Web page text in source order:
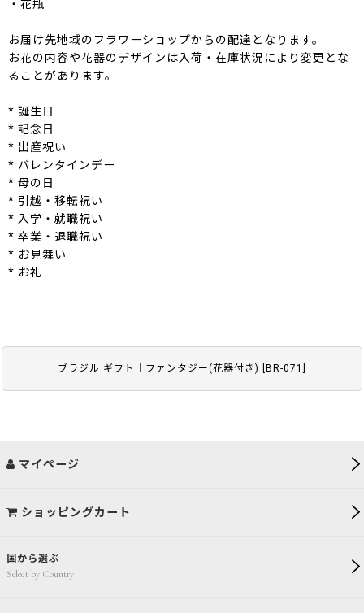
ブラジル ギフト｜ファンタジー(花器付き) BR-071
・花瓶
お届け先地域のフラワーショップからの配達となります。
お花の内容や花器のデザインは入荷・在庫状況により変更とな
ることがあります。
* 誕生日
* 記念日
* 出産祝い
* バレンタインデー
* 母の日
* 引越・移転祝い
* 入学・就職祝い
* 卒業・退職祝い
* お見舞い
* お礼
国から選ぶ
Select by Country
マイページ
ショッピングカート